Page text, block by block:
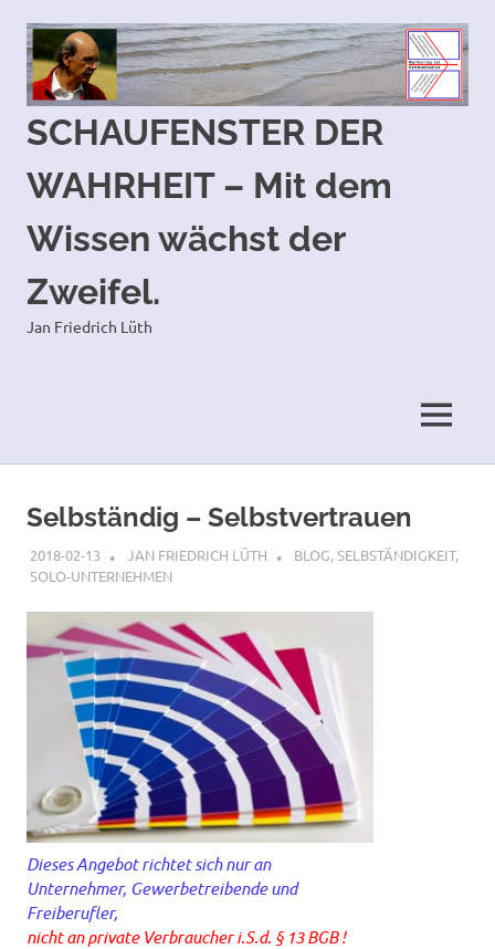
springen
SCHAUFENSTER DER
WAHRHEIT – Mit dem
Wissen wächst der
Zweifel.
Jan Friedrich Lüth
MENÜ
Selbständig – Selbstvertrauen
2018-02-13 JAN FRIEDRICH LÜTH BLOG,SELBSTÄNDIGKEIT,
SOLO-UNTERNEHMEN
Dieses Angebot richtet sich nur an
Unternehmer, Gewerbetreibende und
Freiberufler,
nicht an private Verbraucher i.S.d. § 13 BGB !